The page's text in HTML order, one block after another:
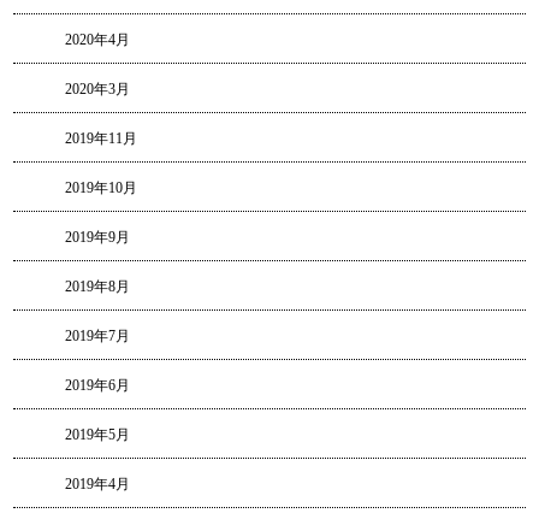
2020年4月
2020年3月
2019年11月
2019年10月
2019年9月
2019年8月
2019年7月
2019年6月
2019年5月
2019年4月